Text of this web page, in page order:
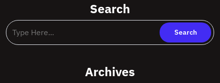
Search
Archives